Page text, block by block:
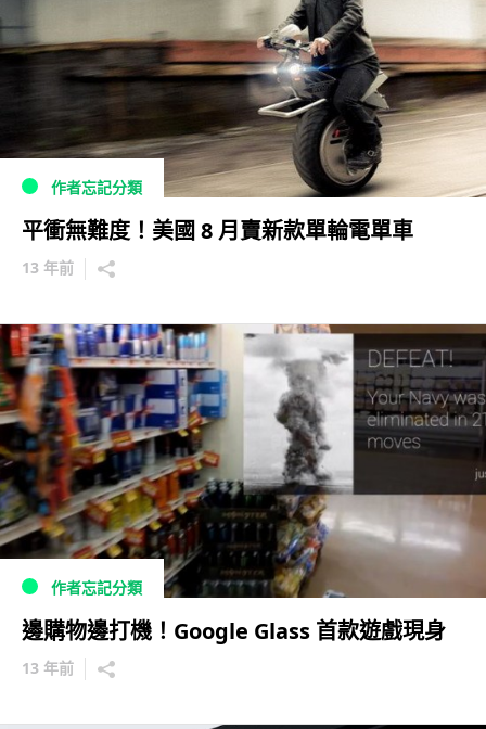
作者忘記分類
平衝無難度！美國 8 月賣新款單輪電單車
13 年前
作者忘記分類
邊購物邊打機！Google Glass 首款遊戲現身
13 年前